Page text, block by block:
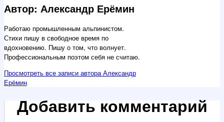
Автор: Александр Ерёмин
Работаю промышленным альпинистом.
Стихи пишу в свободное время по
вдохновению. Пишу о том, что волнует.
Профессиональным поэтом себя не считаю.
Просмотреть все записи автора Александр
Ерёмин
Добавить комментарий